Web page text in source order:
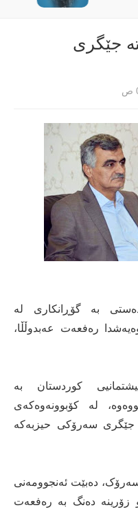
جێگری
بە گۆڕانکاری لە
رەفعەت عەبدوڵڵا،
کوردستان بە
لە کۆبوونەوەکەی
جێگری سەرۆکی حیزبەکە
دەبێت ئەنجوومەنی
و زۆرینە دەنگ بە رەفعەت